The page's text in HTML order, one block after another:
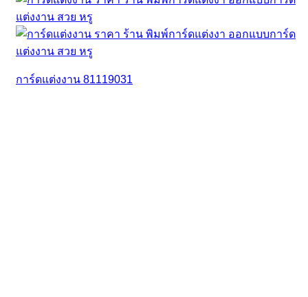
การ์ดแต่งงาน 81119031